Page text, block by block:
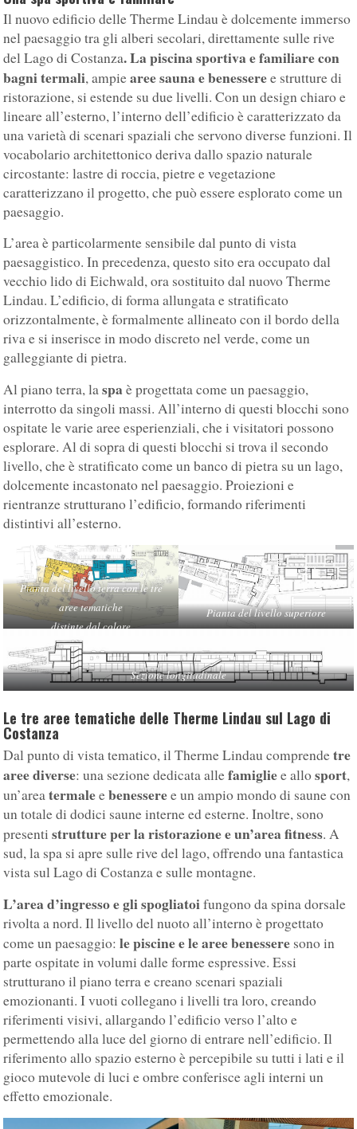
Il nuovo edificio delle Therme Lindau è dolcemente immerso
nel paesaggio tra gli alberi secolari, direttamente sulle rive
del Lago di Costanza. La piscina sportiva e familiare con
bagni termali, ampiearee sauna e benesseree strutture di
ristorazione, si estende su due livelli. Con un design chiaro e
lineare all’esterno, l’interno dell’edificio è caratterizzato da
una varietà di scenari spaziali che servono diverse funzioni. Il
vocabolario architettonico deriva dallo spazio naturale
circostante: lastre di roccia, pietre e vegetazione
caratterizzano il progetto, che può essere esplorato come un
paesaggio.
L’area è particolarmente sensibile dal punto di vista
paesaggistico. In precedenza, questo sito era occupato dal
vecchio lido di Eichwald, ora sostituito dal nuovo Therme
Lindau. L’edificio, di forma allungata e stratificato
orizzontalmente, è formalmente allineato con il bordo della
riva e si inserisce in modo discreto nel verde, come un
galleggiante di pietra.
Al piano terra, laspa è progettata come un paesaggio,
interrotto da singoli massi. All’interno di questi blocchi sono
ospitate le varie aree esperienziali, che i visitatori possono
esplorare. Al di sopra di questi blocchi si trova il secondo
livello, che è stratificato come un banco di pietra su un lago,
dolcemente incastonato nel paesaggio. Proiezioni e
rientranze strutturano l’edificio, formando riferimenti
distintivi all’esterno.
Pianta del livello terra con le tre
aree tematiche
distinte dal colore
Pianta del livello superiore
Sezione longitudinale
Le tre aree tematiche delle Therme Lindau sul Lago di
Costanza
Dal punto di vista tematico, il Therme Lindau comprendetre
aree diverse: una sezione dedicata allefamigliee allosport,
un’areatermaleebenesseree un ampio mondo di saune con
un totale di dodici saune interne ed esterne. Inoltre, sono
presentistrutture per la ristorazione e un’area fitness. A
sud, la spa si apre sulle rive del lago, offrendo una fantastica
vista sul Lago di Costanza e sulle montagne.
L’area d’ingresso e gli spogliatoifungono da spina dorsale
rivolta a nord. Il livello del nuoto all’interno è progettato
come un paesaggio:le piscine e le aree benessere sono in
parte ospitate in volumi dalle forme espressive. Essi
strutturano il piano terra e creano scenari spaziali
emozionanti. I vuoti collegano i livelli tra loro, creando
riferimenti visivi, allargando l’edificio verso l’alto e
permettendo alla luce del giorno di entrare nell’edificio. Il
riferimento allo spazio esterno è percepibile su tutti i lati e il
gioco mutevole di luci e ombre conferisce agli interni un
effetto emozionale.